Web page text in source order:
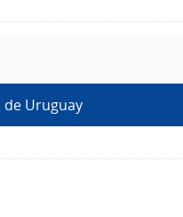
de Uruguay